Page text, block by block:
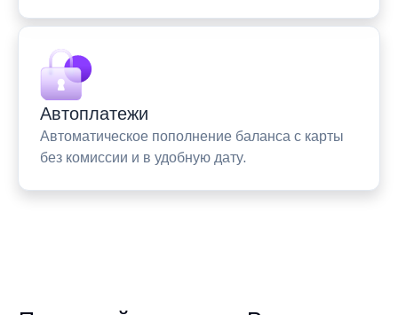
Автоплатежи
Автоматическое пополнение баланса с карты
без комиссии и в удобную дату.